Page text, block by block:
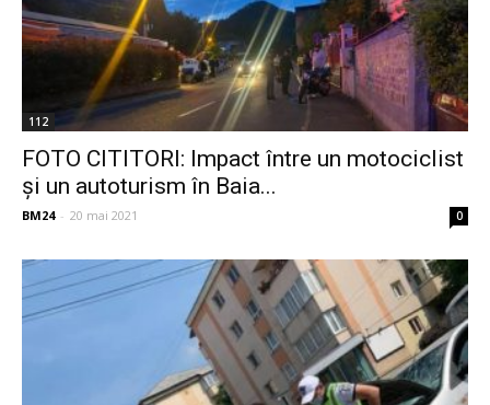
112
FOTO CITITORI: Impact între un motociclist
și un autoturism în Baia...
BM24 - 20 mai 2021 0